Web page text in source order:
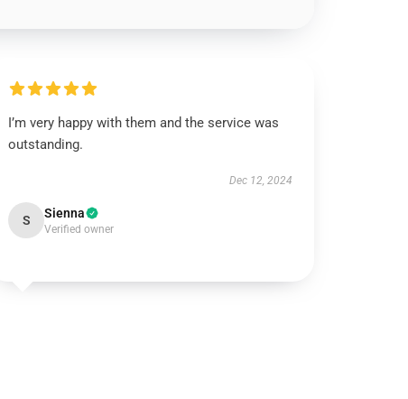
I’m very happy with them and the service was
outstanding.
Dec 12, 2024
S Sienna
Verified owner